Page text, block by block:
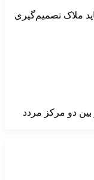
ملاک تصمیم‌گیری
دو مرکز مردد